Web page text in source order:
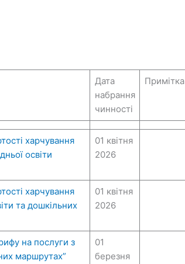
Дата
набрання
чинності
Примітка
харчування
освіти
01 квітня
2026
харчування
та дошкільних
01 квітня
2026
на послуги з
маршрутах”
01
березня